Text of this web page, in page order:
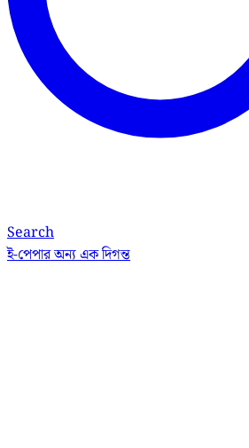
Search
ই-পেপারঅন্য এক দিগন্ত